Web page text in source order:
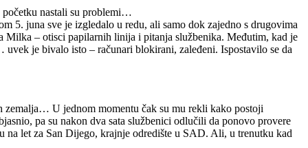
početku nastali su problemi…
5. juna sve je izgledalo u redu, ali samo dok zajedno s drugovima
Milka – otisci papilarnih linija i pitanja službenika. Međutim, kad je
je bivalo isto – računari blokirani, zaleđeni. Ispostavilo se da
zemalja… U jednom momentu čak su mu rekli kako postoji
pa su nakon dva sata službenici odlučili da ponovo provere
na let za San Dijego, krajnje odredište u SAD. Ali, u trenutku kad